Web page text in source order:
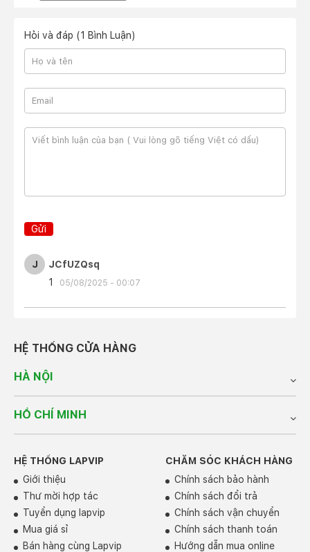
Hỏi và đáp (1 Bình Luận)
Gửi
J
JCfUZQsq
1
05/08/2025 - 00:07
HỆ THỐNG CỬA HÀNG
HÀ NỘI
HỒ CHÍ MINH
HỆ THỐNG LAPVIP
Giới thiệu
Thư mời hợp tác
Tuyển dụng lapvip
Mua giá sỉ
Bán hàng cùng Lapvip
CHĂM SÓC KHÁCH HÀNG
Chính sách bảo hành
Chính sách đổi trả
Chính sách vận chuyển
Chính sách thanh toán
Hướng dẫn mua online